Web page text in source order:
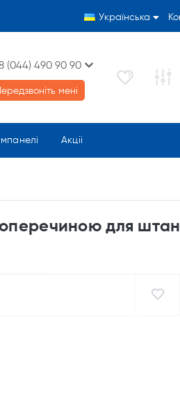
Українська
(044) 490 90 90
мені
Акціі
для